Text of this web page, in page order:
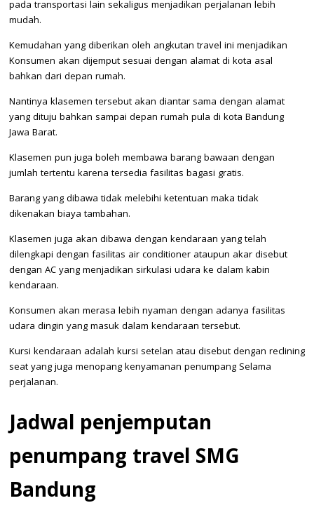
pada transportasi lain sekaligus menjadikan perjalanan lebih
mudah.
Kemudahan yang diberikan oleh angkutan travel ini menjadikan
Konsumen akan dijemput sesuai dengan alamat di kota asal
bahkan dari depan rumah.
Nantinya klasemen tersebut akan diantar sama dengan alamat
yang dituju bahkan sampai depan rumah pula di kota Bandung
Jawa Barat.
Klasemen pun juga boleh membawa barang bawaan dengan
jumlah tertentu karena tersedia fasilitas bagasi gratis.
Barang yang dibawa tidak melebihi ketentuan maka tidak
dikenakan biaya tambahan.
Klasemen juga akan dibawa dengan kendaraan yang telah
dilengkapi dengan fasilitas air conditioner ataupun akar disebut
dengan AC yang menjadikan sirkulasi udara ke dalam kabin
kendaraan.
Konsumen akan merasa lebih nyaman dengan adanya fasilitas
udara dingin yang masuk dalam kendaraan tersebut.
Kursi kendaraan adalah kursi setelan atau disebut dengan reclining
seat yang juga menopang kenyamanan penumpang Selama
perjalanan.
Jadwal penjemputan
penumpang travel SMG
Bandung